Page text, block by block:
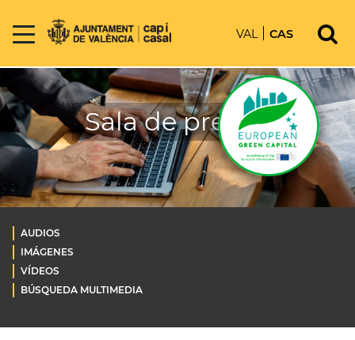
VAL CAS
Sala de prensa
AUDIOS
IMÁGENES
VÍDEOS
BÚSQUEDA MULTIMEDIA